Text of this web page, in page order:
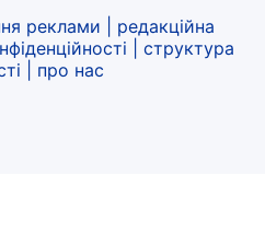
реклами
редакційна
структура
про нас